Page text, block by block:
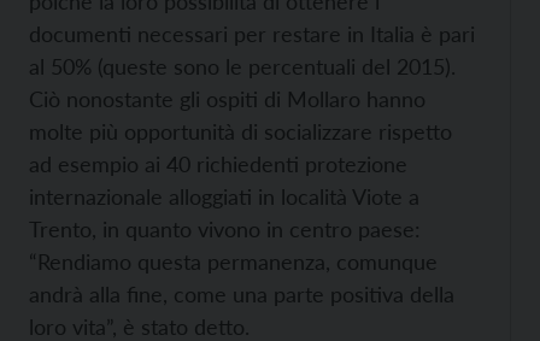
documenti necessari per restare in Italia è pari
al 50% (queste sono le percentuali del 2015).
Ciò nonostante gli ospiti di Mollaro hanno
molte più opportunità di socializzare rispetto
ad esempio ai 40 richiedenti protezione
internazionale alloggiati in località Viote a
Trento, in quanto vivono in centro paese:
“Rendiamo questa permanenza, comunque
andrà alla fine, come una parte positiva della
loro vita”, è stato detto.